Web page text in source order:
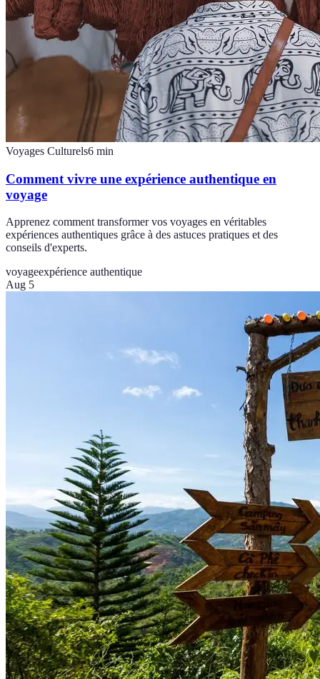
Voyages Culturels6 min
Comment vivre une expérience authentique en
voyage
Apprenez comment transformer vos voyages en véritables
expériences authentiques grâce à des astuces pratiques et des
conseils d'experts.
voyageexpérience authentique
Aug 5